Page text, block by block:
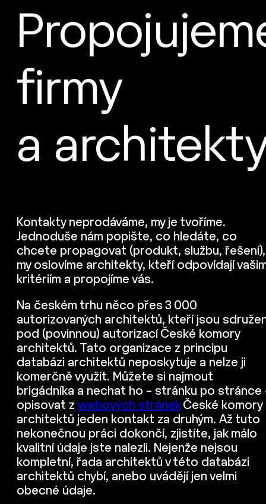
firmy
a
Kontakty neprodáváme, my je tvoříme.
Jednoduše nám popište, co hledáte, co
chcete propagovat (produkt, službu, řešení),
my oslovíme architekty, kteří odpovídají
kritériím a propojíme vás.
Na českém trhu něco přes 3 000
autorizovaných architektů, kteří jsou
pod (povinnou) autorizací České komory
architektů. Tato organizace z principu
databázi architektů neposkytuje a nelze ji
komerčně využít. Můžete si najmout
brigádníka a nechat ho – stránku po stránce
opisovat z webových stránekČeské komory
architektů jeden kontakt za druhým. Až tuto
nekonečnou práci dokončí, zjistíte, jak málo
kvalitní údaje jste nalezli. Nejenže nejsou
kompletní, řada architektů v této databázi
architektů chybí, anebo uvádějí jen velmi
obecné údaje.